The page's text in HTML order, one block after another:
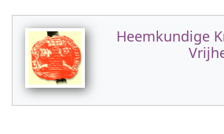
Heemkundige